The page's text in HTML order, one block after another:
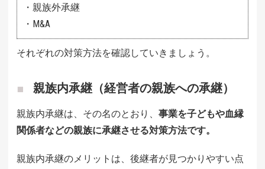
・親族外承継
・M&A
それぞれの対策方法を確認していきましょう。
親族内承継（経営者の親族への承継）
親族内承継は、その名のとおり、 事業を子どもや血縁
関係者などの親族に承継させる対策方法です。
親族内承継のメリットは、後継者が見つかりやすい点